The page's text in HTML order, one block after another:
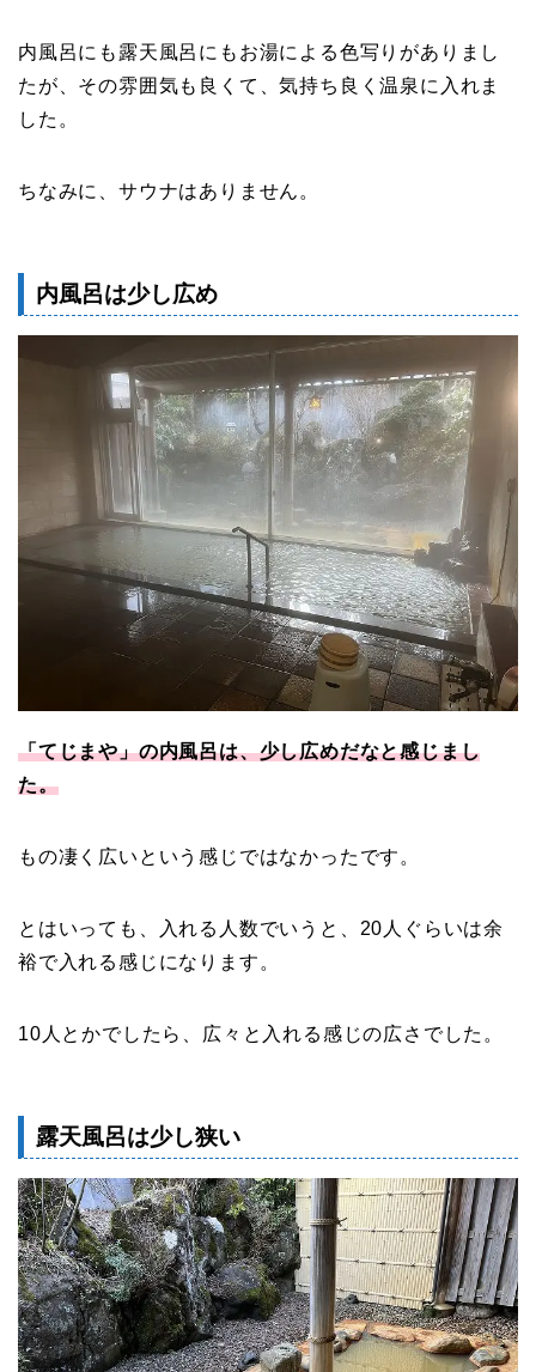
内風呂にも露天風呂にもお湯による色写りがありまし
たが、その雰囲気も良くて、気持ち良く温泉に入れま
した。
ちなみに、サウナはありません。
内風呂は少し広め
「てじまや」の内風呂は、少し広めだなと感じまし
た。
もの凄く広いという感じではなかったです。
とはいっても、入れる人数でいうと、20人ぐらいは余
裕で入れる感じになります。
10人とかでしたら、広々と入れる感じの広さでした。
露天風呂は少し狭い